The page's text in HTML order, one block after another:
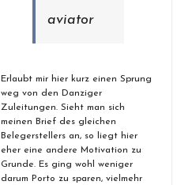
aviator
Erlaubt mir hier kurz einen Sprung
weg von den Danziger
Zuleitungen. Sieht man sich
meinen Brief des gleichen
Belegerstellers an, so liegt hier
eher eine andere Motivation zu
Grunde. Es ging wohl weniger
darum Porto zu sparen, vielmehr